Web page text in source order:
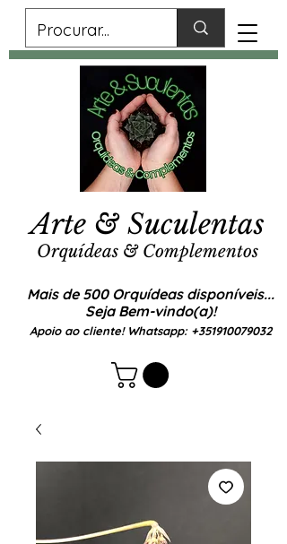
Mais de 500 Orquídeas disponíveis...
Seja Bem-vindo(a)!
Apoio ao cliente! Whatsapp: +351910079032
Arte & Suculentas
Orquídeas & Complementos